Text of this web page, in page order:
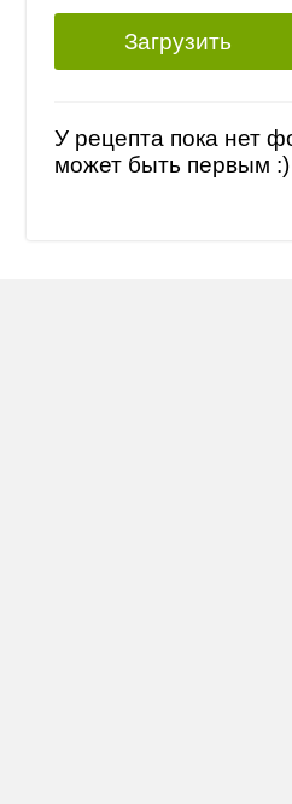
Загрузить
У рецепта пока нет
может быть первым :)